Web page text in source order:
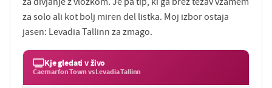
za solo ali kot bolj miren del listka. Moj izbor ostaja
jasen: Levadia Tallinn za zmago.
Kje gledati v živo
Caernarfon Town vs Levadia Tallinn